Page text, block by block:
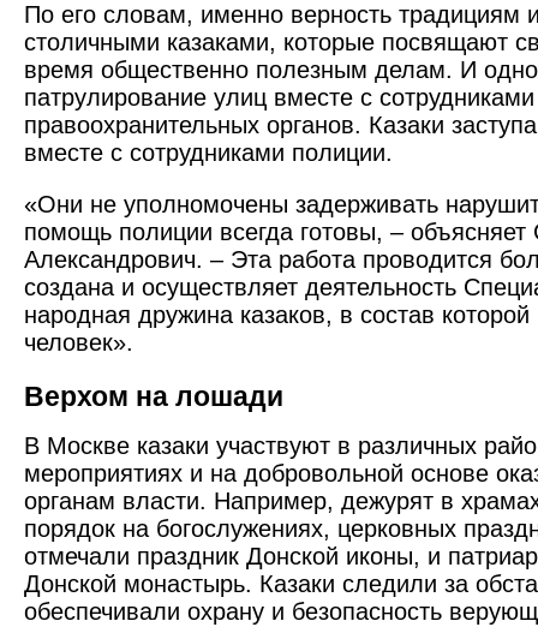
По его словам, именно верность традициям
столичными казаками, которые посвящают
время общественно полезным делам. И
патрулирование улиц вместе с сотрудниками
правоохранительных органов. Казаки
вместе с ­сотрудниками полиции.
«Они не уполномочены задерживать
помощь полиции всегда готовы, – объясняет
Александрович. – Эта работа проводится
создана и осуществляет деятельность
народная дружина казаков, в состав
человек».
Верхом на лошади
В Москве казаки участвуют в различных
мероприятиях и на добровольной основе
органам власти. Например, дежурят в
порядок на богослужениях, церковных
отмечали праздник Донской иконы, и
Донской монастырь. Казаки следили за
обеспечивали охрану и безопасность